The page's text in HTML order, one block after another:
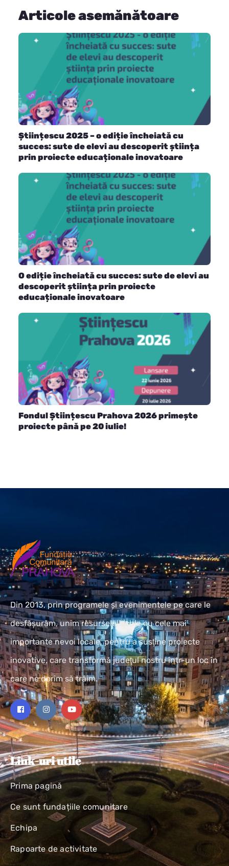
Articole asemănătoare
Științescu 2025 – o ediție încheiată cu
succes: sute de elevi au descoperit știința
prin proiecte educaționale inovatoare
O ediție încheiată cu succes: sute de elevi au
descoperit știința prin proiecte
educaționale inovatoare
Fondul Științescu Prahova 2026 primește
proiecte până pe 20 iulie!
Din 2013, prin programele și evenimentele pe care le
desfășurăm, unim resursele locale cu cele mai
importante nevoi locale, pentru a susţine proiecte
inovative, care transformă judeţul nostru într-un loc în
care ne dorim să trăim.
Link-uri utile
Prima pagină
Ce sunt fundațiile comunitare
Echipa
Rapoarte de activitate